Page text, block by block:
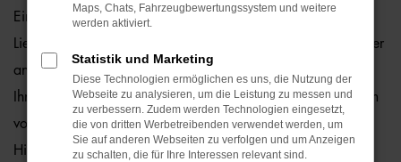
Einstieg durch 1a Rabatte. Hinzu kommt, dass wir die
Lieferung unserer Škoda Kodiaq Neuwagen nach Berlin oder
an einen anderen Ort in der Umgebung ermöglichen und
Ihnen somit lange Wege ersparen. Kaufen Sie ganz bequem
von zu Hause aus und profitieren Sie von unserem Service.
Hierzu gehört in vollem Umfang auch die Beratung. In
Maps, Chats, Fahrzeugbewertungssystem und weitere
werden aktiviert.
Statistik und Marketing
Diese Technologien ermöglichen es uns, die Nutzung der
Webseite zu analysieren, um die Leistung zu messen und
zu verbessern. Zudem werden Technologien eingesetzt,
die von dritten Werbetreibenden verwendet werden, um
Sie auf anderen Webseiten zu verfolgen und um Anzeigen
zu schalten, die für Ihre Interessen relevant sind.